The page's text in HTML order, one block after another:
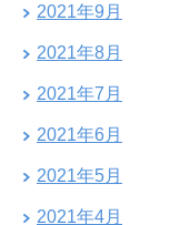
2021年9月
2021年8月
2021年7月
2021年6月
2021年5月
2021年4月